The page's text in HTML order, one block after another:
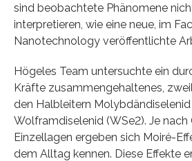
sind beobachtete Phänomene
interpretieren, wie eine neue, im
Nanotechnology veröffentlichte
Högeles Team untersuchte ein
Kräfte zusammengehaltenes,
den Halbleitern
Wolframdiselenid (WSe2). Je nach
Einzellagen ergeben sich Moiré-
dem Alltag kennen. Diese Effekte